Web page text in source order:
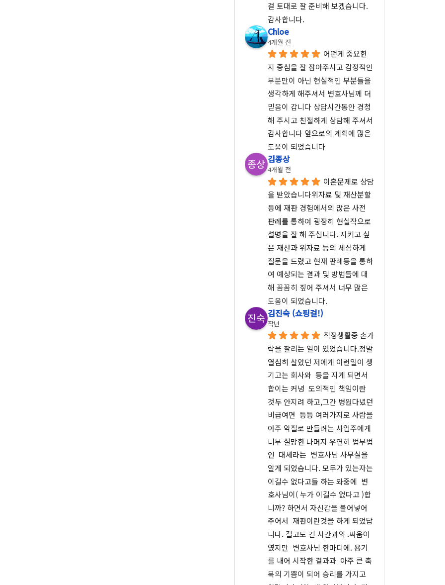
걸 토대로 잘 준비해 보겠습니다.
감사합니다.
Chloe
4개월 전
어떤게 중요한
지 중심을 잘 잡아주시고 감정적인
부분만이 아닌 현실적인 부분들을
생각하게 해주셔서 변호사님께 더
믿음이 갑니다 상담시간동안 경청
해 주시고 친절하게 상담해 주셔서
감사합니다 앞으로의 계획에 많은
도움이 되었습니다
김종상
4개월 전
이혼문제로 상담
을 받았습니다위자료 및 재산분할
등에 재판 경험에서의 많은 사전
판례를 통하여 굉장히 현실작으로
설명을 잘 해 주십니다. 지키고 싶
은 재산과 위자료 등의 세심하게
질문을 드렸고 현재 판례등을 통하
여 예상되는 결과 및 방법들에 대
해 꼼꼼히 짚어 주셔서 너무 많은
도움이 되었습니다.
김진숙 (쇼핑걸!)
작년
직장생활중 손가
락을 잘리는 일이 있었습니다.정말
열심히 살았던 저에게 이런일이 생
기고는 회사와  등을 지게 되면서
합이는 커녕  도의적인 책임이란
것두 안지려 하고,그간 병원다녔던
비급여면  등등 여러가지로 사람을
아주 악질로 만들려는 사업주에게
너무 실망한 나머지 우연히 법무법
인  대세라는  변호사님 사무실을
알게 되었습니다. 모두가 있는자는
이길수 없다고들 하는 와중에  변
호사님이( 누가 이길수 없다고 )합
니까? 하면서 자신감을 불어넣어
주어서  재판이란것을 하게 되었답
니다. 길고도 긴 시간과의 .싸움이
였지만  변호사님 한마디에. 용기
를 내어 시작한 결과과  아주 큰 축
북의 기쁨이 되어 승리를 가지고